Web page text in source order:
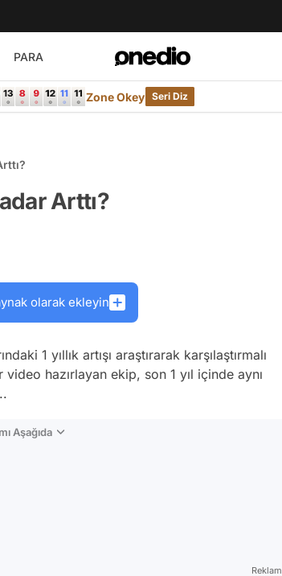
PARA
Zone Okey Seri Diz
Arttı?
olarak ekleyin
1 yıllık artışı araştırarak karşılaştırmalı
hazırlayan ekip, son 1 yıl içinde aynı
Aşağıda
Reklam